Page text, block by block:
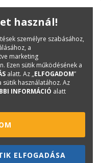
használ!
személyre szabásához,
a
marketing
Ezen sütik működésének a
alatt. Az „ELFOGADOM”
használatához. Az
INFORMÁCIÓ alatt
ELFOGADÁSA